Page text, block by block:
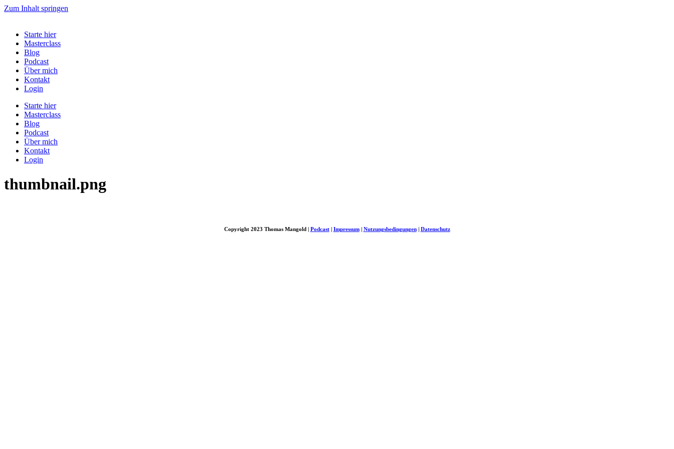
Zum Inhalt springen
Starte hier
Masterclass
Blog
Podcast
Über mich
Kontakt
Login
Starte hier
Masterclass
Blog
Podcast
Über mich
Kontakt
Login
thumbnail.png
Copyright 2023 Thomas Mangold | Podcast| Impressum| Nutzungsbedingungen| Datenschutz